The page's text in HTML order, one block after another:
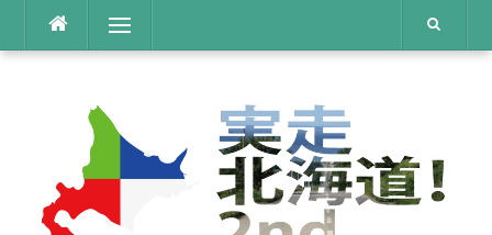
テ
メニュー